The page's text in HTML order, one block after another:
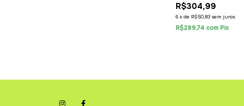
GLUE BALM
R$304,99
6 xde R$50,83 sem juros
R$289,74 com Pix